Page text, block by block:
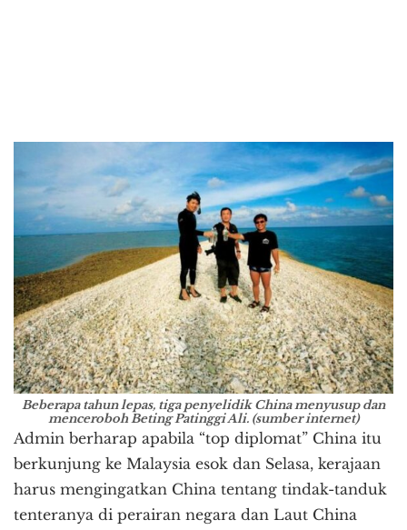
Beberapa tahun lepas, tiga penyelidik China menyusup dan
menceroboh Beting Patinggi Ali. (sumber internet)
Admin berharap apabila “top diplomat” China itu
berkunjung ke Malaysia esok dan Selasa, kerajaan
harus mengingatkan China tentang tindak-tanduk
tenteranya di perairan negara dan Laut China